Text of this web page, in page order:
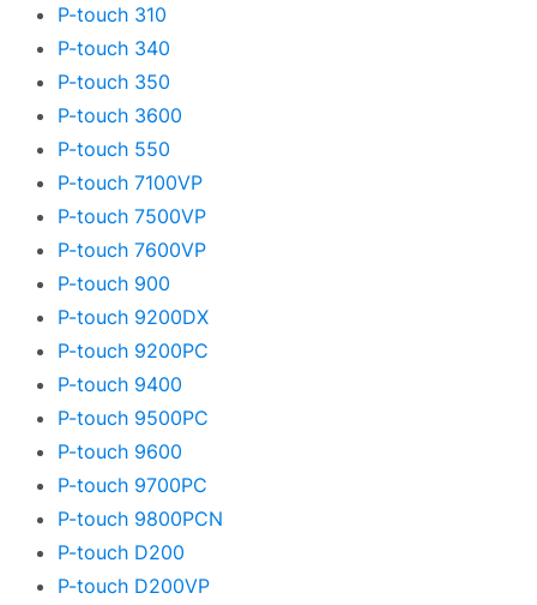
P-touch 310
P-touch 340
P-touch 350
P-touch 3600
P-touch 550
P-touch 7100VP
P-touch 7500VP
P-touch 7600VP
P-touch 900
P-touch 9200DX
P-touch 9200PC
P-touch 9400
P-touch 9500PC
P-touch 9600
P-touch 9700PC
P-touch 9800PCN
P-touch D200
P-touch D200VP